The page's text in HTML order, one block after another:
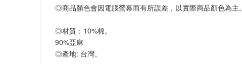
◎商品顏色會因電腦螢幕而有所誤差，以實際商品顏色為主。
◎材質：10%棉。
90%亞麻
◎產地: 台灣。